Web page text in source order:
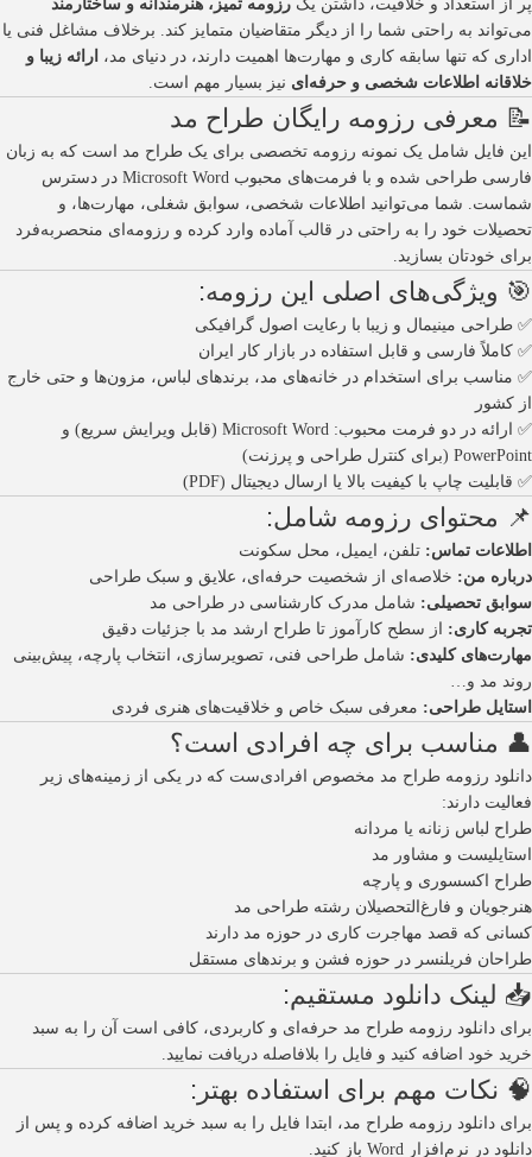
پر از استعداد و خلاقیت، داشتن یک رزومه تمیز، هنرمندانه و ساختارمند
می‌تواند به راحتی شما را از دیگر متقاضیان متمایز کند. برخلاف مشاغل فنی یا
اداری که تنها سابقه کاری و مهارت‌ها اهمیت دارند، در دنیای مد، ارائه زیبا و
خلاقانه اطلاعات شخصی و حرفه‌ای نیز بسیار مهم است.
📝 معرفی رزومه رایگان طراح مد
این فایل شامل یک نمونه رزومه تخصصی برای یک طراح مد است که به زبان
فارسی طراحی شده و با فرمت‌های محبوب Microsoft Word در دسترس
شماست. شما می‌توانید اطلاعات شخصی، سوابق شغلی، مهارت‌ها، و
تحصیلات خود را به راحتی در قالب آماده وارد کرده و رزومه‌ای منحصربه‌فرد
برای خودتان بسازید.
🎯 ویژگی‌های اصلی این رزومه:
✅ طراحی مینیمال و زیبا با رعایت اصول گرافیکی
✅ کاملاً فارسی و قابل استفاده در بازار کار ایران
✅ مناسب برای استخدام در خانه‌های مد، برندهای لباس، مزون‌ها و حتی خارج
از کشور
✅ ارائه در دو فرمت محبوب: Microsoft Word (قابل ویرایش سریع) و
PowerPoint (برای کنترل طراحی و پرزنت)
✅ قابلیت چاپ با کیفیت بالا یا ارسال دیجیتال (PDF)
📌 محتوای رزومه شامل:
اطلاعات تماس: تلفن، ایمیل، محل سکونت
درباره من: خلاصه‌ای از شخصیت حرفه‌ای، علایق و سبک طراحی
سوابق تحصیلی: شامل مدرک کارشناسی در طراحی مد
تجربه کاری: از سطح کارآموز تا طراح ارشد مد با جزئیات دقیق
مهارت‌های کلیدی: شامل طراحی فنی، تصویرسازی، انتخاب پارچه، پیش‌بینی
روند مد و…
استایل طراحی: معرفی سبک خاص و خلاقیت‌های هنری فردی
👤 مناسب برای چه افرادی است؟
دانلود رزومه طراح مد مخصوص افرادی‌ست که در یکی از زمینه‌های زیر
فعالیت دارند:
طراح لباس زنانه یا مردانه
استایلیست و مشاور مد
طراح اکسسوری و پارچه
هنرجویان و فارغ‌التحصیلان رشته طراحی مد
کسانی که قصد مهاجرت کاری در حوزه مد دارند
طراحان فریلنسر در حوزه فشن و برندهای مستقل
📥 لینک دانلود مستقیم:
برای دانلود رزومه طراح مد حرفه‌ای و کاربردی، کافی است آن را به سبد
خرید خود اضافه کنید و فایل را بلافاصله دریافت نمایید.
🧠 نکات مهم برای استفاده بهتر:
برای دانلود رزومه طراح مد، ابتدا فایل را به سبد خرید اضافه کرده و پس از
دانلود در نرم‌افزار Word باز کنید.